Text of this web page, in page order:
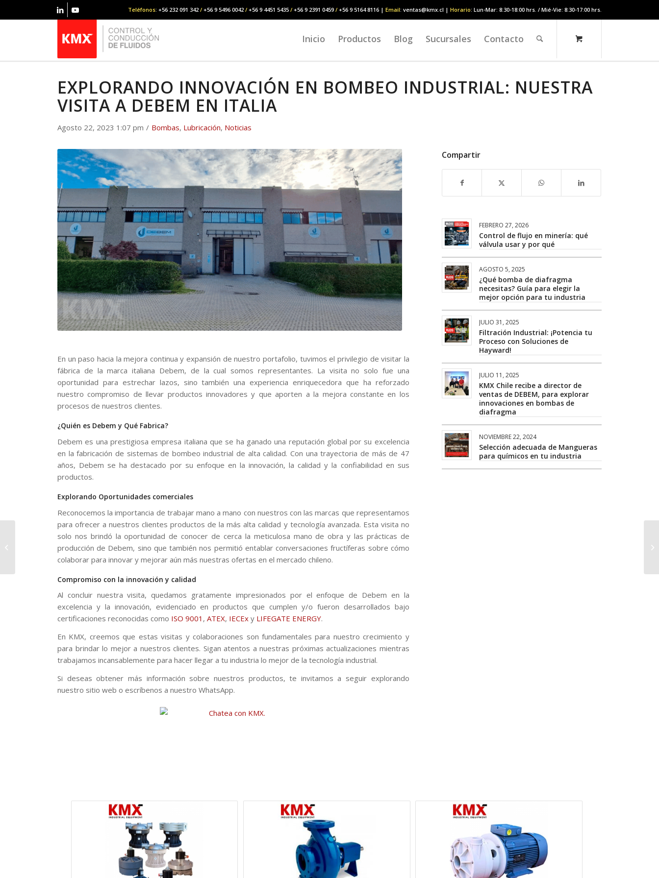
Teléfonos: +56 232 091 342 / +56 9 5496 0042 / +56 9 4451 5435 / +56 9 2391 0459 / +56 9 5164 8116 | Email: ventas@kmx.cl | Horario: Lun-Mar: 8:30-18:00 hrs. / Mié-Vie: 8:30-17:00 hrs.
Inicio Productos Blog Sucursales Contacto
EXPLORANDO INNOVACIÓN EN BOMBEO INDUSTRIAL: NUESTRA
VISITA A DEBEM EN ITALIA
Agosto 22, 2023 1:07 pm / Bombas, Lubricación, Noticias
En un paso hacia la mejora continua y expansión de nuestro portafolio, tuvimos el privilegio de visitar la
fábrica de la marca italiana Debem, de la cual somos representantes. La visita no solo fue una
oportunidad para estrechar lazos, sino también una experiencia enriquecedora que ha reforzado
nuestro compromiso de llevar productos innovadores y que aporten a la mejora constante en los
procesos de nuestros clientes.
¿Quién es Debem y Qué Fabrica?
Debem es una prestigiosa empresa italiana que se ha ganado una reputación global por su excelencia
en la fabricación de sistemas de bombeo industrial de alta calidad. Con una trayectoria de más de 47
años, Debem se ha destacado por su enfoque en la innovación, la calidad y la confiabilidad en sus
productos.
Explorando Oportunidades comerciales
Reconocemos la importancia de trabajar mano a mano con nuestros con las marcas que representamos
para ofrecer a nuestros clientes productos de la más alta calidad y tecnología avanzada. Esta visita no
solo nos brindó la oportunidad de conocer de cerca la meticulosa mano de obra y las prácticas de
producción de Debem, sino que también nos permitió entablar conversaciones fructíferas sobre cómo
colaborar para innovar y mejorar aún más nuestras ofertas en el mercado chileno.
Compromiso con la innovación y calidad
Al concluir nuestra visita, quedamos gratamente impresionados por el enfoque de Debem en la
excelencia y la innovación, evidenciado en productos que cumplen y/o fueron desarrollados bajo
certificaciones reconocidas como ISO 9001 , ATEX, IECEx y LIFEGATE ENERGY.
En KMX, creemos que estas visitas y colaboraciones son fundamentales para nuestro crecimiento y
para brindar lo mejor a nuestros clientes. Sigan atentos a nuestras próximas actualizaciones mientras
trabajamos incansablemente para hacer llegar a tu industria lo mejor de la tecnología industrial.
Si deseas obtener más información sobre nuestros productos, te invitamos a seguir explorando
nuestro sitio web o escríbenos a nuestro WhatsApp.
Compartir
FEBRERO 27, 2026
Control de flujo en minería: qué
válvula usar y por qué
AGOSTO 5, 2025
¿Qué bomba de diafragma
necesitas? Guía para elegir la
mejor opción para tu industria
JULIO 31, 2025
Filtración Industrial: ¡Potencia tu
Proceso con Soluciones de
Hayward!
JULIO 11, 2025
KMX Chile recibe a director de
ventas de DEBEM, para explorar
innovaciones en bombas de
diafragma
NOVIEMBRE 22, 2024
Selección adecuada de Mangueras
para químicos en tu industria
KMX en Italia: Nuestra
visita a instalaciones